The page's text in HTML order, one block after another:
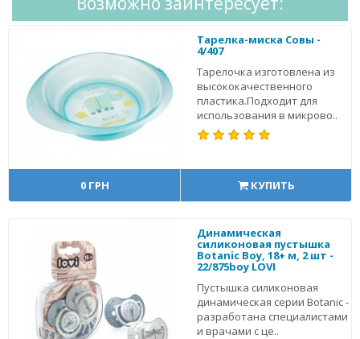
Тарелка-миска Совы -
4/407
Тарелочка изготовлена из
высококачественного
пластика.Подходит для
использования в микрово..
0 ГРН КУПИТЬ
Динамическая
силиконовая пустышка
Botanic Вoy, 18+ м, 2 шт -
22/875boy LOVI
Пустышка силиконовая
динамическая серии Botanic -
разработана специалистами
и врачами с це..